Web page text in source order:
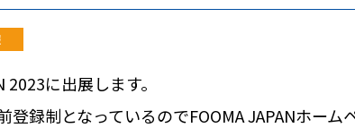
2023に出展します。
登録制となっているのでFOOMA JAPANホー